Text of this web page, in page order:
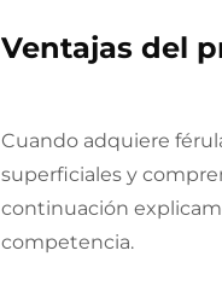
Ventajas del
Cuando adquiere
superficiales y
continuación
competencia.